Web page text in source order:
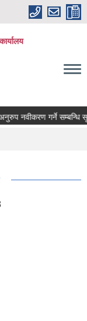
नवीकरण गर्ने सम्बन्धि